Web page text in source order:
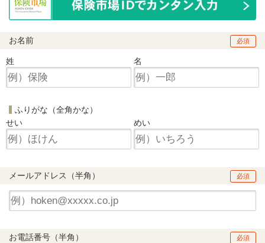
お名前 必須
姓 名
ふりがな（全角かな）
せい
めい
メールアドレス（半角） 必須
お電話番号（半角） 必須